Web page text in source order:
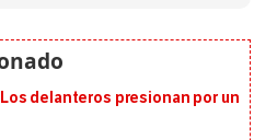
delanteros presionan por un